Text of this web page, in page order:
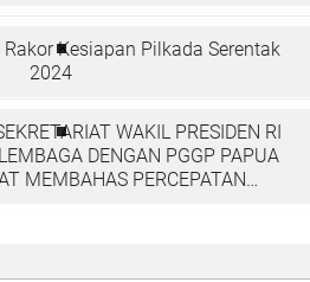
Kesiapan Pilkada Serentak
2024
WAKIL PRESIDEN RI
DENGAN PGGP PAPUA
MEMBAHAS PERCEPATAN